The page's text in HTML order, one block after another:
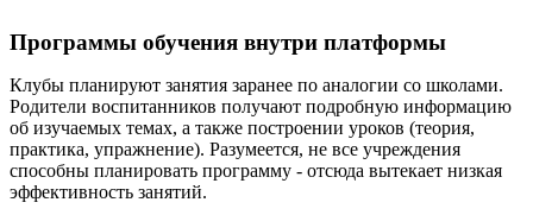
Программы обучения внутри платформы
Клубы планируют занятия заранее по аналогии со школами.
Родители воспитанников получают подробную информацию
об изучаемых темах, а также построении уроков (теория,
практика, упражнение). Разумеется, не все учреждения
способны планировать программу - отсюда вытекает низкая
эффективность занятий.